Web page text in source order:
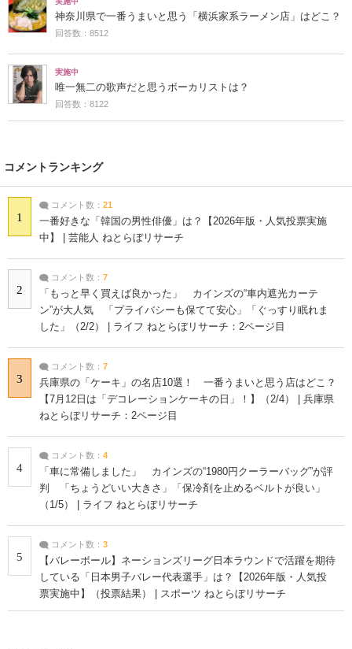
神奈川県で一番うまいと思う「横浜家系ラーメン店」はどこ？
回答数：8512
実施中
唯一無二の歌声だと思うボーカリストは？
回答数：8122
コメントランキング
1
コメント数： 21
一番好きな「韓国の男性俳優」は？【2026年版・人気投票実施
中】 | 芸能人 ねとらぼリサーチ
2
コメント数： 7
「もっと早く買えば良かった」 カインズの“車内遮光カーテ
ン”が大人気 「プライバシーも保てて安心」「ぐっすり眠れま
した」（2/2） | ライフ ねとらぼリサーチ：2ページ目
3
コメント数： 7
兵庫県の「ケーキ」の名店10選！ 一番うまいと思う店はどこ？
【7月12日は「デコレーションケーキの日」！】（2/4） | 兵庫県
ねとらぼリサーチ：2ページ目
4
コメント数： 4
「車に常備しました」 カインズの“1980円クーラーバッグ”が評
判 「ちょうどいい大きさ」「保冷剤を止めるベルトが良い」
（1/5） | ライフ ねとらぼリサーチ
5
コメント数： 3
【バレーボール】ネーションズリーグ日本ラウンドで活躍を期待
している「日本男子バレー代表選手」は？【2026年版・人気投
票実施中】（投票結果） | スポーツ ねとらぼリサーチ